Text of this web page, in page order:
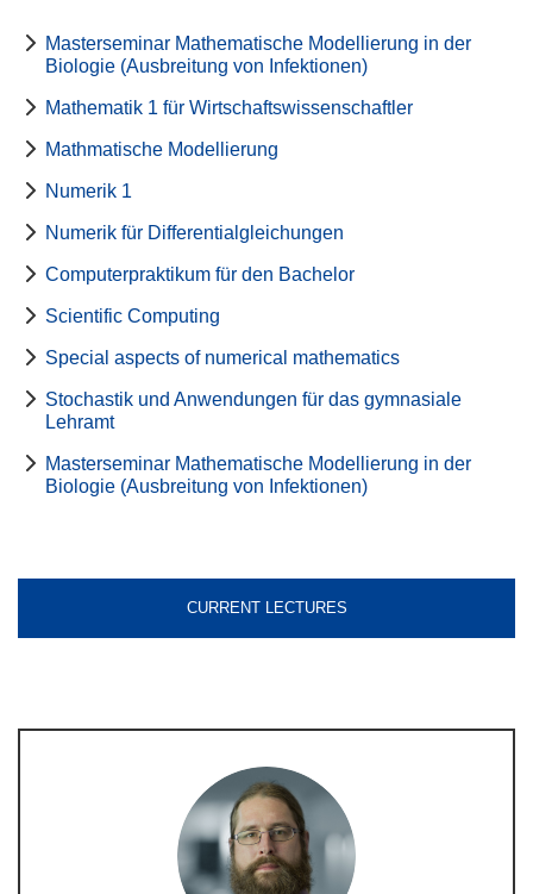
Masterseminar Mathematische Modellierung in der
Biologie (Ausbreitung von Infektionen)
Mathematik 1 für Wirtschaftswissenschaftler
Mathmatische Modellierung
Numerik 1
Numerik für Differentialgleichungen
Computerpraktikum für den Bachelor
Scientific Computing
Special aspects of numerical mathematics
Stochastik und Anwendungen für das gymnasiale
Lehramt
Masterseminar Mathematische Modellierung in der
Biologie (Ausbreitung von Infektionen)
CURRENT LECTURES